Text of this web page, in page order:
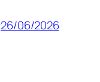
26/06/2026